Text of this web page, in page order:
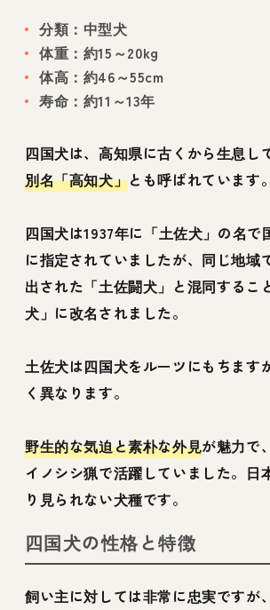
分類：中型犬
体重：約15～20kg
体高：約46～55cm
寿命：約11～13年
四国犬は、高知県に古くから生息し
別名「高知犬」とも呼ばれています。
四国犬は1937年に「土佐犬」の名で
に指定されていましたが、同じ地域
出された「土佐闘犬」と混同するこ
犬」に改名されました。
土佐犬は四国犬をルーツにもちます
く異なります。
野生的な気迫と素朴な外見が魅力で
イノシシ猟で活躍していました。日
り見られない犬種です。
四国犬の性格と特徴
飼い主に対しては非常に忠実ですが